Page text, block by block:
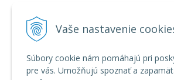
Vaše nastavenie
Súbory cookie nám pomáhajú pri
pre vás. Umožňujú spoznať a
VŠETKO O NÁKUPE